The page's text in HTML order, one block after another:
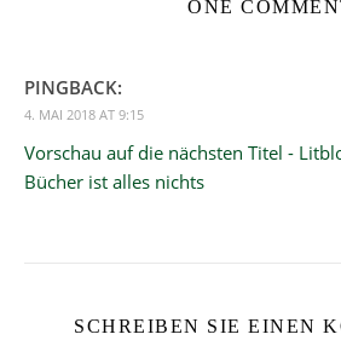
ONE
PINGBACK:
4. MAI 2018 AT 9:15
Vorschau auf die nächsten Titel -
Bücher ist alles nichts
SCHREIBEN SIE EINEN